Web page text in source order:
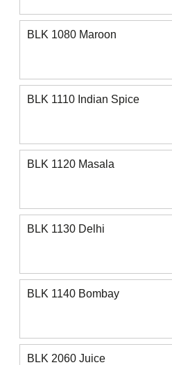
BLK 1080 Maroon
BLK 1110 Indian Spice
BLK 1120 Masala
BLK 1130 Delhi
BLK 1140 Bombay
BLK 2060 Juice